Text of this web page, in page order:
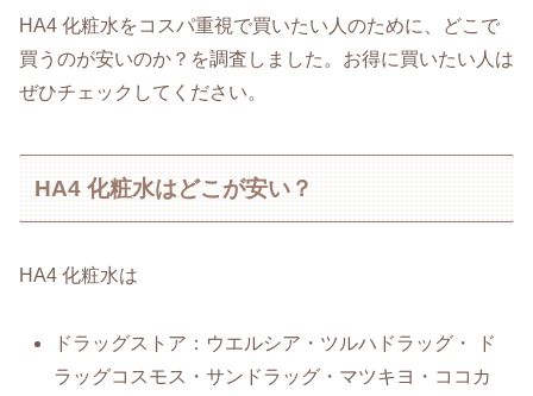
HA4 化粧水をコスパ重視で買いたい人のために、どこで
買うのが安いのか？を調査しました。お得に買いたい人は
ぜひチェックしてください。
HA4 化粧水はどこが安い？
HA4 化粧水は
ドラッグストア：ウエルシア・ツルハドラッグ・ ド
ラッグコスモス・サンドラッグ・マツキヨ・ココカ